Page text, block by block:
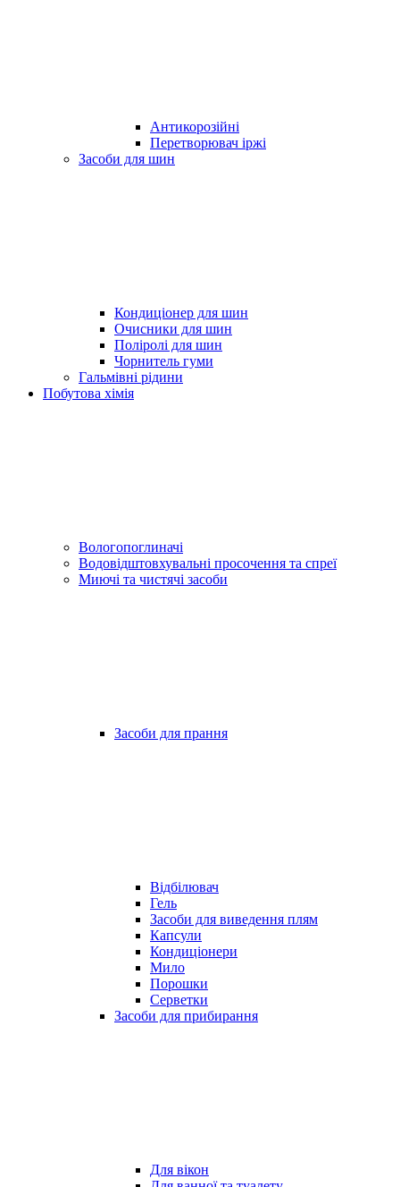
Антикорозійні
Перетворювач іржі
Засоби для шин
Кондиціонер для шин
Очисники для шин
Поліролі для шин
Чорнитель гуми
Гальмівні рідини
Побутова хімія
Вологопоглиначі
Водовідштовхувальні просочення та спреї
Миючі та чистячі засоби
Засоби для прання
Відбілювач
Гель
Засоби для виведення плям
Капсули
Кондиціонери
Мило
Порошки
Серветки
Засоби для прибирання
Для вікон